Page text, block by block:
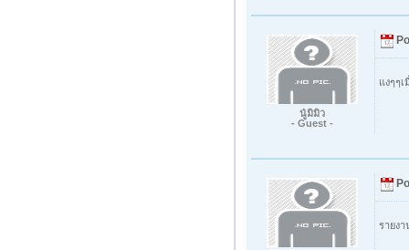
นู๋มิมิว
- Guest -
แงๆๆ
รายง